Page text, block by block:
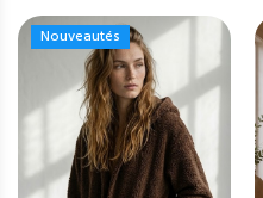
Nouveautés
Nouveautés